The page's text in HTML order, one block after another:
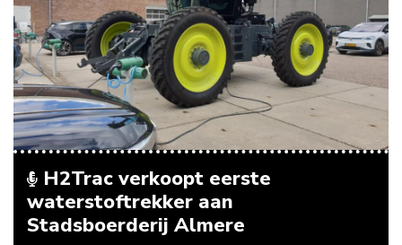
H2Trac verkoopt eerste
waterstoftrekker aan
Stadsboerderij Almere